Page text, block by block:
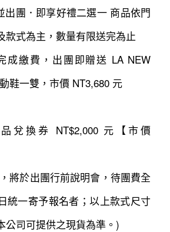
團．即享好禮二選一 商品依門
款式為主，數量有限送完為止
繳費，出團即贈送 LA NEW
鞋一雙，市價 NT3,680 元
兌換券 NT$2,000 元【市價
將於出團行前說明會，待團費全
統一寄予報名者；以上款式尺寸
公司可提供之現貨為準。)